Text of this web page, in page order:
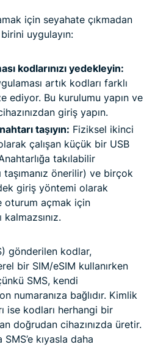
için seyahate çıkmadan
uygulayın:
kodlarınızı yedekleyin:
artık kodları farklı
ediyor. Bu kurulumu yapın ve
giriş yapın.
taşıyın: Fiziksel ikinci
çalışan küçük bir USB
takılabilir
önerilir) ve birçok
giriş yöntemi olarak
oturum açmak için
gönderilen kodlar,
bir SIM/eSIM kullanırken
SMS, kendi
numaranıza bağlıdır. Kimlik
ise kodları herhangi bir
doğrudan cihazınızda üretir.
kıyasla daha